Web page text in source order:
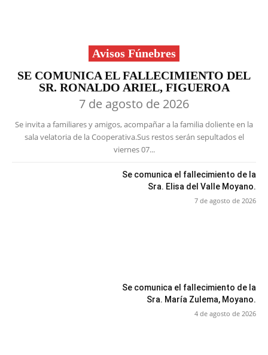
Avisos Fúnebres
SE COMUNICA EL FALLECIMIENTO DEL
SR. RONALDO ARIEL, FIGUEROA
7 de agosto de 2026
Se invita a familiares y amigos, acompañar a la familia doliente en la
sala velatoria de la Cooperativa.Sus restos serán sepultados el
viernes 07...
Se comunica el fallecimiento de la
Sra. Elisa del Valle Moyano.
7 de agosto de 2026
Se comunica el fallecimiento de la
Sra. María Zulema, Moyano.
4 de agosto de 2026